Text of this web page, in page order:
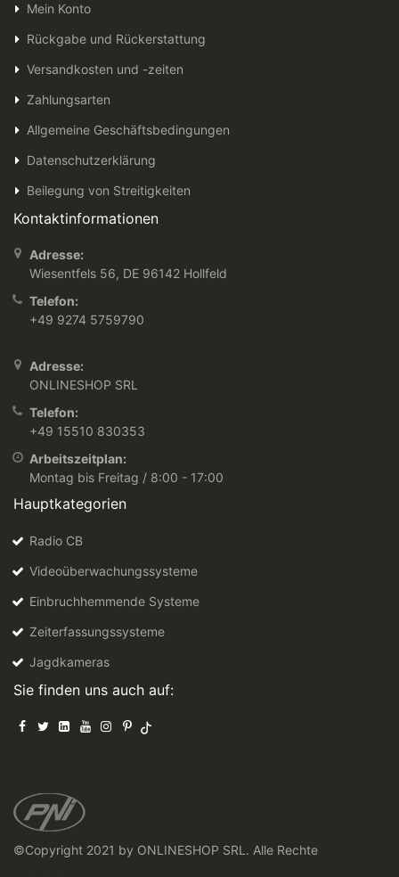
Mein Konto
Rückgabe und Rückerstattung
Versandkosten und -zeiten
Zahlungsarten
Allgemeine Geschäftsbedingungen
Datenschutzerklärung
Beilegung von Streitigkeiten
Kontaktinformationen
Adresse:
Wiesentfels 56, DE 96142 Hollfeld
Telefon:
+49 9274 5759790
Adresse:
ONLINESHOP SRL
Telefon:
+49 15510 830353
Arbeitszeitplan:
Montag bis Freitag / 8:00 - 17:00
Hauptkategorien
Radio CB
Videoüberwachungssysteme
Einbruchhemmende Systeme
Zeiterfassungssysteme
Jagdkameras
Sie finden uns auch auf:
©Copyright 2021 by ONLINESHOP SRL. Alle Rechte